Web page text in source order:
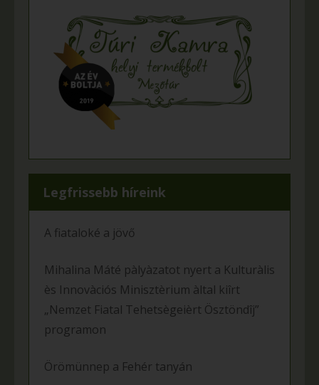
Legfrissebb híreink
A fiataloké a jövő
Mihalina Máté pàlyàzatot nyert a Kulturàlis
ès Innovàciós Minisztèrium àltal kiîrt
„Nemzet Fiatal Tehetsègeièrt Ösztöndîj”
programon
Örömünnep a Fehér tanyán